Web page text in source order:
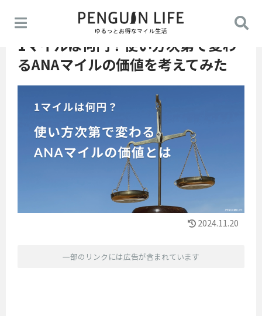
1マイルは何円？使い方次第で変わ
るANAマイルの価値を考えてみた
2024.11.20
一部のリンクには広告が含まれています